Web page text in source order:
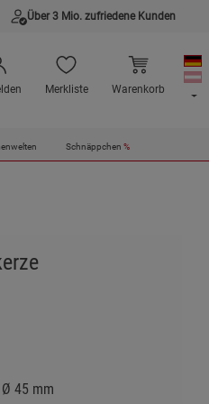
Über 3 Mio. zufriedene Kunden
Merkliste Warenkorb
Schnäppchen %
45 mm